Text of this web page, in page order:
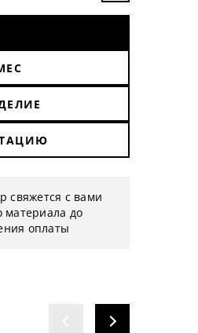
свяжется с вами
материала до
оплаты